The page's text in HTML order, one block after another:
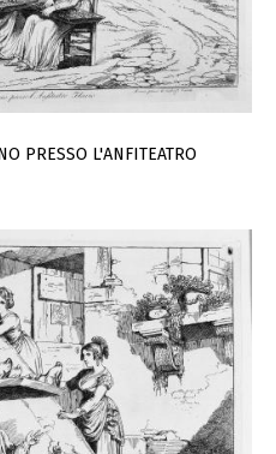
PRESSO L'ANFITEATRO